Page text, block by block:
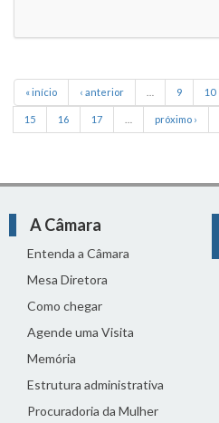
« início ‹ anterior 9 10
15 16 17 próximo ›
A Câmara
Entenda a Câmara
Mesa Diretora
Como chegar
Agende uma Visita
Memória
Estrutura administrativa
Procuradoria da Mulher